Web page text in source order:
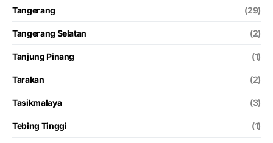
Tangerang (29)
Tangerang Selatan (2)
Tanjung Pinang (1)
Tarakan (2)
Tasikmalaya (3)
Tebing Tinggi (1)